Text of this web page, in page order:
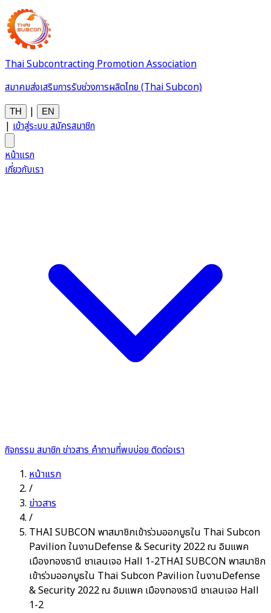
Thai Subcontracting Promotion Association
สมาคมส่งเสริมการรับช่วงการผลิตไทย (Thai Subcon)
TH | EN
| เข้าสู่ระบบสมัครสมาชิก
หน้าแรก
เกี่ยวกับเรา
กิจกรรมสมาชิกข่าวสารคำถามที่พบบ่อยติดต่อเรา
หน้าแรก
/
ข่าวสาร
/
THAI SUBCON พาสมาชิกเข้าร่วมออกบูธใน Thai Subcon
Pavilion ในงานDefense & Security 2022 ณ อิมแพค
เมืองทองธานี ชาเลนเจอ Hall 1-2THAI SUBCON พาสมาชิก
เข้าร่วมออกบูธใน Thai Subcon Pavilion ในงานDefense
& Security 2022 ณ อิมแพค เมืองทองธานี ชาเลนเจอ Hall
1-2